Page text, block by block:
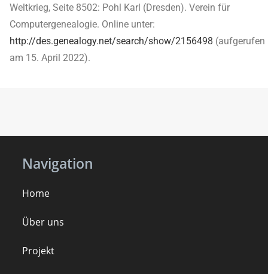
Weltkrieg, Seite 8502: Pohl Karl (Dresden). Verein für
Computergenealogie. Online unter:
http://des.genealogy.net/search/show/2156498 (aufgerufen
am 15. April 2022).
Navigation
Home
Über uns
Projekt